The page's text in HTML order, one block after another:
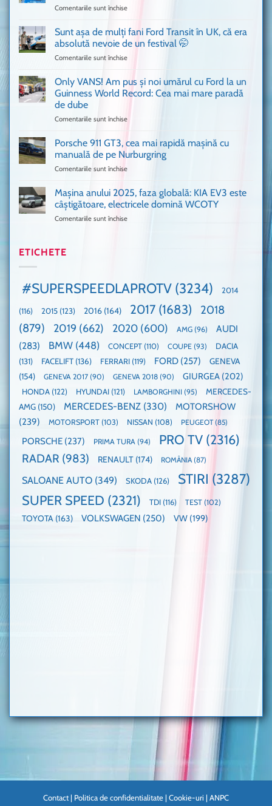
văzut
Comentariile sunt închise
a
adus
în
mașină
Ferrari
Sunt așa de mulți fani Ford Transit în UK, că era
absolută nevoie de un festival 🤭
Comentariile sunt închise
de
mulți
în
UK,
că
nevoie
de
Only VANS! Am pus și noi umărul cu Ford la un
Guinness World Record: Cea mai mare paradă
de dube
Comentariile sunt închise
Am
pus
umărul
cu
mai
mare
paradă
de
dube
Porsche 911 GT3, cea mai rapidă mașină cu
manuală de pe Nurburgring
Comentariile sunt închise
911
GT3,
cea
pe
Nurburgring
Mașina anului 2025, faza globală: KIA EV3 este
câștigătoare, electricele domină WCOTY
Comentariile sunt închise
EV3
câștigătoare,
domină
WCOTY
ETICHETE
#SUPERSPEEDLAPROTV (3234) 2014
(116) 2015 (123) 2016 (164) 2017 (1683)
2018
(879)
2019 (662) 2020 (600) AMG (96)
AUDI
(283)
BMW (448) CONCEPT (110) COUPE (93)
DACIA
(131)
FACELIFT (136) FERRARI (119) FORD (257)
GENEVA
(154)
GENEVA 2017 (90) GENEVA 2018 (90) GIURGEA (202)
HONDA (122) HYUNDAI (121) LAMBORGHINI (95)
MERCEDES-
AMG (150) MERCEDES-BENZ (330)
MOTORSHOW
(239)
MOTORSPORT (103) NISSAN (108) PEUGEOT(85)
PORSCHE (237) PRIMA TURA (94) PRO TV (2316)
RADAR (983) RENAULT (174) ROMÂNIA(87)
SALOANE AUTO (349) SKODA (126) STIRI (3287)
SUPER SPEED (2321) TDI (116) TEST (102)
TOYOTA (163) VOLKSWAGEN (250) VW (199)
Contact | Politica de confidentialitate | Cookie-uri | ANPC